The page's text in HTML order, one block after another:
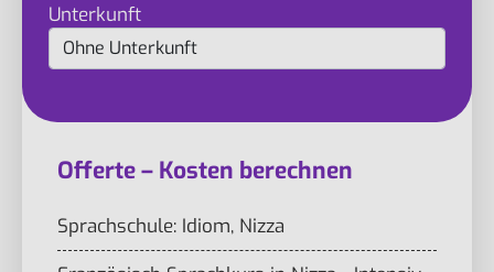
Unterkunft
Offerte – Kosten berechnen
Sprachschule: Idiom, Nizza